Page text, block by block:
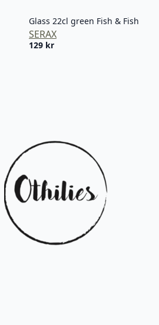
Glass 22cl green Fish & Fish
SERAX
129 kr